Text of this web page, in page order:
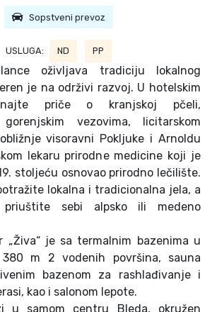
Sopstveni prevoz
USLUGA: ND PP
oživljava tradiciju lokalnog
je na održivi razvoj. U hotelskim
priče o kranjskoj pčeli,
vezovima, licitarskom
visoravni Pokljuke i Arnoldu
lekaru prirodne medicine koji je
stoljeću osnovao prirodno lečilište.
lokalna i tradicionalna jela, a
priuštite sebi alpsko ili medeno
„Živa“ je sa termalnim bazenima u
m 2 vodenih površina, sauna
bazenom za rashlađivanje i
kao i salonom lepote.
u samom centru Bleda, okružen